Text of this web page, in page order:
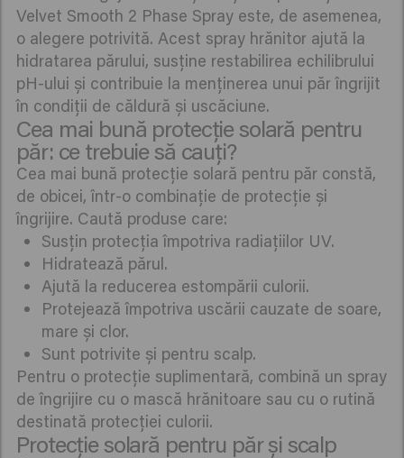
Velvet Smooth 2 Phase Spray este, de asemenea,
o alegere potrivită. Acest spray hrănitor ajută la
hidratarea părului, susține restabilirea echilibrului
pH-ului și contribuie la menținerea unui păr îngrijit
în condiții de căldură și uscăciune.
Cea mai bună protecție solară pentru
păr: ce trebuie să cauți?
Cea mai bună protecție solară pentru păr constă,
de obicei, într-o combinație de protecție și
îngrijire. Caută produse care:
Susțin protecția împotriva radiațiilor UV.
Hidratează părul.
Ajută la reducerea estompării culorii.
Protejează împotriva uscării cauzate de soare,
mare și clor.
Sunt potrivite și pentru scalp.
Pentru o protecție suplimentară, combină un spray
de îngrijire cu o mască hrănitoare sau cu o rutină
destinată protecției culorii.
Protecție solară pentru păr și scalp